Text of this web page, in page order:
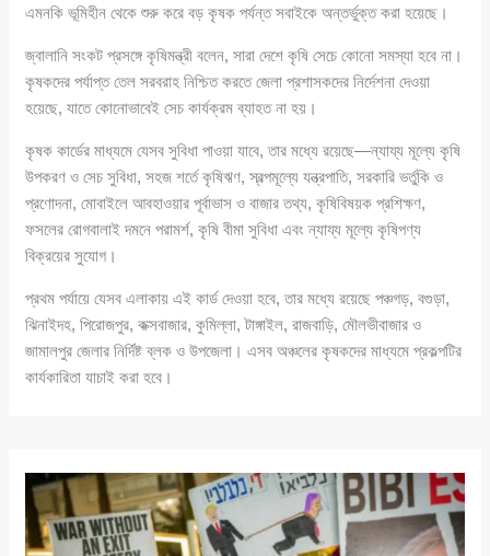
এমনকি ভূমিহীন থেকে শুরু করে বড় কৃষক পর্যন্ত সবাইকে অন্তর্ভুক্ত করা হয়েছে।
জ্বালানি সংকট প্রসঙ্গে কৃষিমন্ত্রী বলেন, সারা দেশে কৃষি সেচে কোনো সমস্যা হবে না।
কৃষকদের পর্যাপ্ত তেল সরবরাহ নিশ্চিত করতে জেলা প্রশাসকদের নির্দেশনা দেওয়া
হয়েছে, যাতে কোনোভাবেই সেচ কার্যক্রম ব্যাহত না হয়।
কৃষক কার্ডের মাধ্যমে যেসব সুবিধা পাওয়া যাবে, তার মধ্যে রয়েছে—ন্যায্য মূল্যে কৃষি
উপকরণ ও সেচ সুবিধা, সহজ শর্তে কৃষিঋণ, স্বল্পমূল্যে যন্ত্রপাতি, সরকারি ভর্তুকি ও
প্রণোদনা, মোবাইলে আবহাওয়ার পূর্বাভাস ও বাজার তথ্য, কৃষিবিষয়ক প্রশিক্ষণ,
ফসলের রোগবালাই দমনে পরামর্শ, কৃষি বীমা সুবিধা এবং ন্যায্য মূল্যে কৃষিপণ্য
বিক্রয়ের সুযোগ।
প্রথম পর্যায়ে যেসব এলাকায় এই কার্ড দেওয়া হবে, তার মধ্যে রয়েছে পঞ্চগড়, বগুড়া,
ঝিনাইদহ, পিরোজপুর, কক্সবাজার, কুমিল্লা, টাঙ্গাইল, রাজবাড়ি, মৌলভীবাজার ও
জামালপুর জেলার নির্দিষ্ট ব্লক ও উপজেলা। এসব অঞ্চলের কৃষকদের মাধ্যমে প্রকল্পটির
কার্যকারিতা যাচাই করা হবে।